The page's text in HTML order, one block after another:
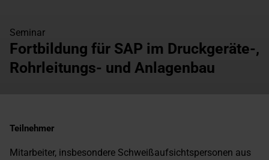
Seminar
Fortbildung für SAP im Druckgeräte-,
Rohrleitungs- und Anlagenbau
Teilnehmer
Mitarbeiter, insbesondere Schweißaufsichtspersonen aus